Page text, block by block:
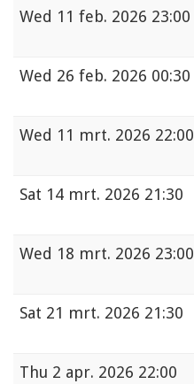
Wed 11 feb. 2026 23:00
Wed 26 feb. 2026 00:30
Wed 11 mrt. 2026 22:00
Sat 14 mrt. 2026 21:30
Wed 18 mrt. 2026 23:00
Sat 21 mrt. 2026 21:30
Thu 2 apr. 2026 22:00